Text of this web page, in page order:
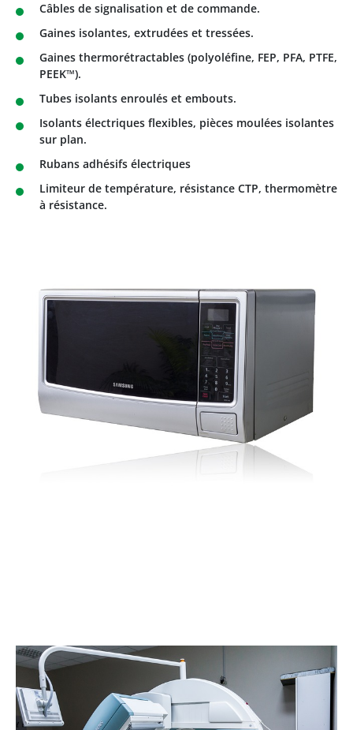
Câbles de signalisation et de commande.
Gaines isolantes, extrudées et tressées.
Gaines thermorétractables (polyoléfine, FEP, PFA, PTFE,
PEEK™).
Tubes isolants enroulés et embouts.
Isolants électriques flexibles, pièces moulées isolantes
sur plan.
Rubans adhésifs électriques
Limiteur de température, résistance CTP, thermomètre
à résistance.